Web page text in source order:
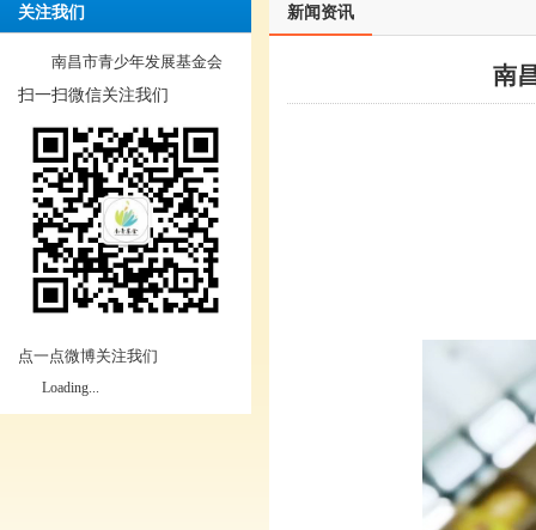
关注我们
南昌市青少年发展基金会
扫一扫微信关注我们
点一点微博关注我们
Loading...
新闻资讯
南